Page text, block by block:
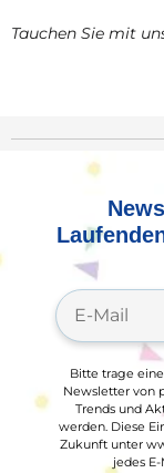
Tauchen Sie mit
Bitte trage
Newsletter von
Trends und
werden. Diese
Zukunft unter
jedes